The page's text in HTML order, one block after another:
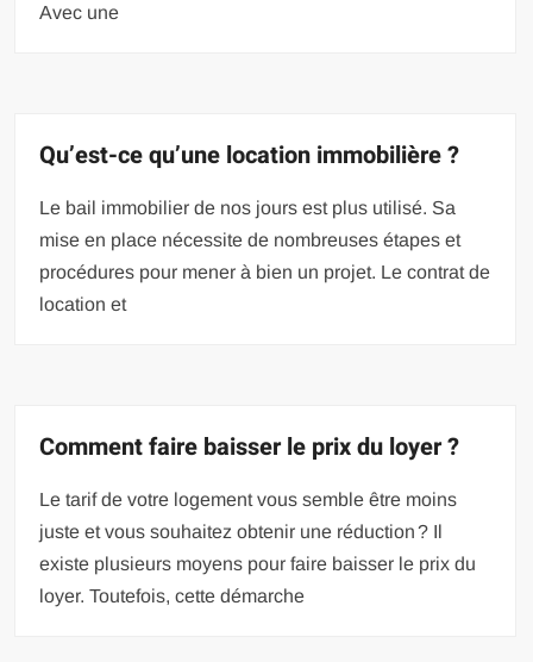
Avec une
Qu’est-ce qu’une location immobilière ?
Le bail immobilier de nos jours est plus utilisé. Sa
mise en place nécessite de nombreuses étapes et
procédures pour mener à bien un projet. Le contrat de
location et
Comment faire baisser le prix du loyer ?
Le tarif de votre logement vous semble être moins
juste et vous souhaitez obtenir une réduction ? Il
existe plusieurs moyens pour faire baisser le prix du
loyer. Toutefois, cette démarche